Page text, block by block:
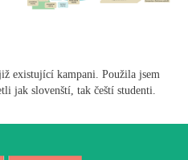
existující kampani. Použila jsem
jak slovenští, tak čeští studenti.